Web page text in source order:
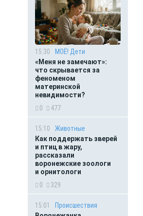
15:30
МОЁ! Дети
«Меня не замечают»:
что скрывается за
феноменом
материнской
невидимости?
0
477
15:10
Животные
Как поддержать зверей
и птиц в жару,
рассказали
воронежские зоологи
и орнитологи
0
329
15:01
Происшествия